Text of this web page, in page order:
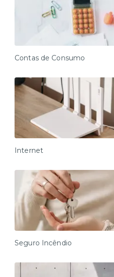
Contas de Consumo
Internet
Seguro Incêndio